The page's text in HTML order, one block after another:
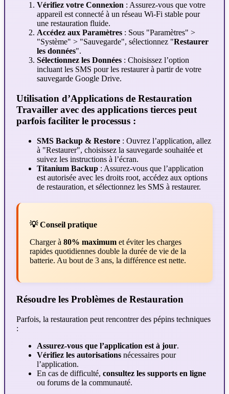
Vérifiez votre Connexion : Assurez-vous que votre
appareil est connecté à un réseau Wi-Fi stable pour
une restauration fluide.
Accédez aux Paramètres : Sous "Paramètres" >
"Système" > "Sauvegarde", sélectionnez "Restaurer
les données".
Sélectionnez les Données : Choisissez l’option
incluant les SMS pour les restaurer à partir de votre
sauvegarde Google Drive.
Utilisation d’Applications de Restauration
Travailler avec des applications tierces peut
parfois faciliter le processus :
SMS Backup & Restore : Ouvrez l’application, allez
à "Restaurer", choisissez la sauvegarde souhaitée et
suivez les instructions à l’écran.
Titanium Backup : Assurez-vous que l’application
est autorisée avec les droits root, accédez aux options
de restauration, et sélectionnez les SMS à restaurer.
💡 Conseil pratique
Charger à 80% maximum et éviter les charges
rapides quotidiennes double la durée de vie de la
batterie. Au bout de 3 ans, la différence est nette.
Résoudre les Problèmes de Restauration
Parfois, la restauration peut rencontrer des pépins techniques
:
Assurez-vous que l’application est à jour.
Vérifiez les autorisations nécessaires pour
l’application.
En cas de difficulté, consultez les supports en ligne
ou forums de la communauté.